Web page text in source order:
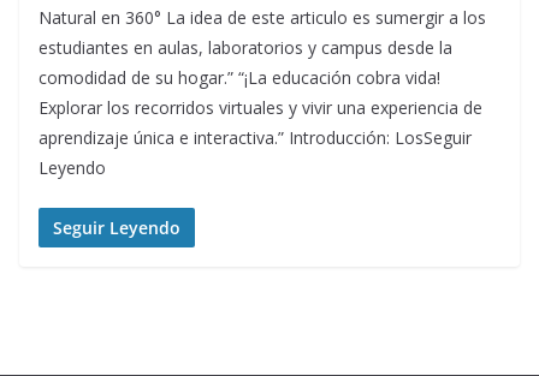
Natural en 360° La idea de este articulo es sumergir a los
estudiantes en aulas, laboratorios y campus desde la
comodidad de su hogar.” “¡La educación cobra vida!
Explorar los recorridos virtuales y vivir una experiencia de
aprendizaje única e interactiva.” Introducción: LosSeguir
Leyendo
Seguir Leyendo